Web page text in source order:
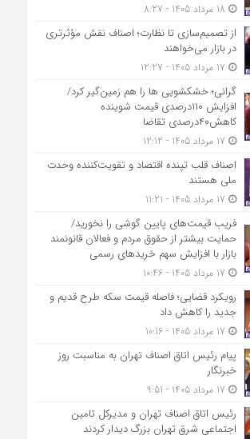
از تصمیم‌سازی تا نظارت؛ اصناف نقش مؤثرتری
در بازار می‌خواهند
گرانی؛ خشکشویی‌ ها را هم زمین‌گیر کرد/
افزایش ۱۱۰درصدی قیمت شوینده
کاهش۴۰درصدی تقاضا
اصناف قلب تپنده اقتصاد و تقویت‌کننده وحدت
ملی هستند
فریب قیمت‌های پایین گوشی را نخورید/
حمایت بیشتر از حقوق مردم و فعالان قانونمند
بازار با افزایش سهم خریدهای رسمی
رویکرد قضایی؛ فاصله قیمت سکه طرح قدیم و
جدید را کاهش داد
پیام رئیس اتاق اصناف تهران به مناسبت روز
خبرنگار
رئیس اتاق اصناف تهران و مدیرکل تامین
اجتماعی شرق تهران بزرگ دیدار کردند